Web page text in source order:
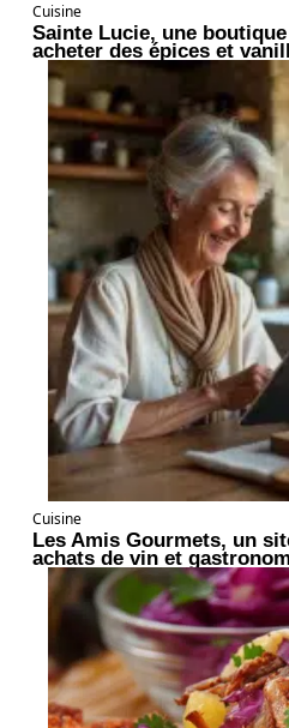
Cuisine
Sainte Lucie, une
acheter des épices et
Cuisine
Les Amis Gourmets, un
achats de vin et